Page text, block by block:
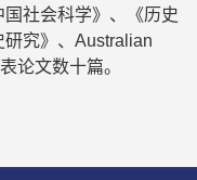
社会科学》、《历史
究》、Australian
论文数十篇。